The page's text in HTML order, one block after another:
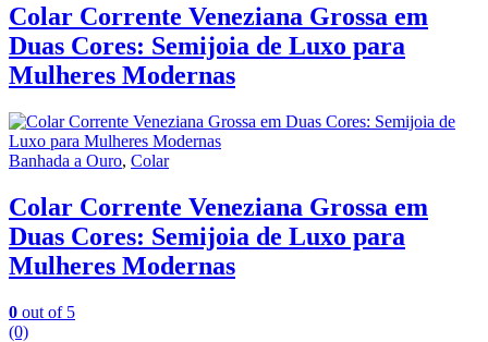
Colar Corrente Veneziana Grossa em
Duas Cores: Semijoia de Luxo para
Mulheres Modernas
Banhada a Ouro, Colar
Colar Corrente Veneziana Grossa em
Duas Cores: Semijoia de Luxo para
Mulheres Modernas
0 out of 5
(0)